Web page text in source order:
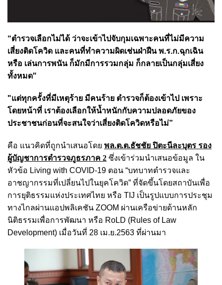
“ตำรวจเลือกไม่ได้ ว่าจะเข้าไปจับกุมเฉพาะคนที่ไม่มีความ
เสี่ยงติดโควิด และคนที่ทำความผิดเช่นฝ่าฝืน พ.ร.ก.ฉุกเฉิน
หรือ เล่นการพนัน ก็มักมีการรวมกลุ่ม ก็กลายเป็นกลุ่มเสี่ยง
ทั้งหมด"
"แต่ทุกครั้งที่มีเหตุร้าย มีคนร้าย ตำรวจก็ต้องเข้าไป เพราะ
โดยหน้าที่ เราต้องเลือกให้น้ำหนักกับความปลอดภัยของ
ประชาชนก่อนที่จะสนใจว่าเสี่ยงติดโควิดหรือไม่”
คือ แนวคิดที่ถูกนำเสนอโดย พล.ต.ต.ธัชชัย ปิตะนีละบุตร รอง
ผู้บัญชาการตำรวจภูธรภาค 2 ซึ่งเข้าร่วมนำเสนอข้อมูล ใน
หัวข้อ Living with COVID-19 ตอน “บทบาทตำรวจและ
อาชญากรรมที่เปลี่ยนไปในยุคโควิด” ที่จัดขึ้นโดยสถาบันเพื่อ
การยุติธรรมแห่งประเทศไทย หรือ TIJ เป็นรูปแบบการประชุม
ทางไกลผ่านแอปพลิเคชัน ZOOM ผ่านเครือข่ายด้านหลัก
นิติธรรมเพื่อการพัฒนา หรือ RoLD (Rules of Law
Development) เมื่อวันที่ 28 เม.ย.2563 ที่ผ่านมา